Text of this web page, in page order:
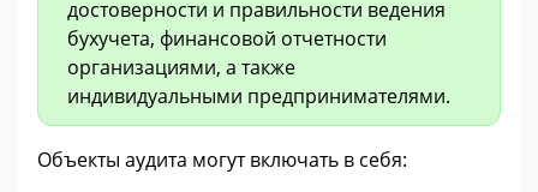
достоверности и правильности ведения
бухучета, финансовой отчетности
организациями, а также
индивидуальными предпринимателями.
Объекты аудита могут включать в себя: